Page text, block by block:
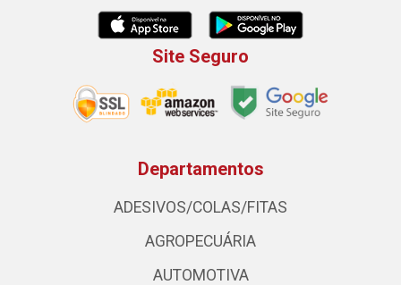
Site Seguro
Departamentos
ADESIVOS/COLAS/FITAS
AGROPECUÁRIA
AUTOMOTIVA